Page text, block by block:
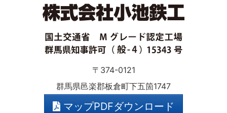
〒374-0121
群馬県邑楽郡板倉町下五箇1747
マップPDFダウンロード